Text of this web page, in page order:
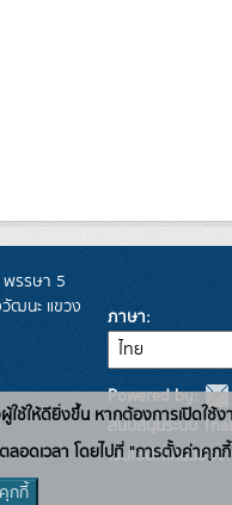
พรรษา 5
ฒนะ แขวง
ภาษา
Powered by:
สนับสนุนระบบ
เว็บไซต์ที่เกี่ยวข้อง:
ใช้ให้ดียิ่งขึ้น หากต้องการเปิดใ
ดเวลา โดยไปที่ "การตั้งค่าคุก
กกี้